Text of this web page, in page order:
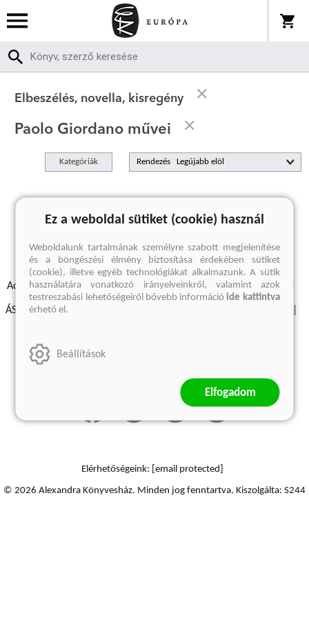
Elbeszélés, novella, kisregény
Paolo Giordano művei
Kategóriák Rendezés
A keresett kifejezésre nincs találat
Adatvédelmi szabályzatok Elállási felmondási nyilatkozat
ÁSZF - Vásárlási feltételek
Szállítási információk
Elérhetőségeink: [email protected]
© 2026 Alexandra Könyvesház. Minden jog fenntartva. Kiszolgálta: S244
Ez a weboldal sütiket (cookie) használ
Weboldalunk tartalmának személyre szabott megjelenítése
és a böngészési élmény biztosítása érdekében sütiket
(cookie), illetve egyéb technológiákat alkalmazunk. A sütik
használatára vonatkozó irányelveinkről, valamint azok
testreszabási lehetőségeiről bővebb információide kattintva
érhető el.
Beállítások
Elfogadom